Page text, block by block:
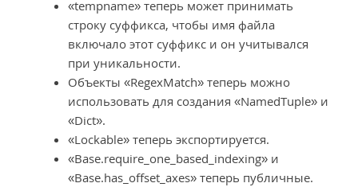
«tempname» теперь может принимать
строку суффикса, чтобы имя файла
включало этот суффикс и он учитывался
при уникальности.
Объекты «RegexMatch» теперь можно
использовать для создания «NamedTuple» и
«Dict».
«Lockable» теперь экспортируется.
«Base.require_one_based_indexing» и
«Base.has_offset_axes» теперь публичные.